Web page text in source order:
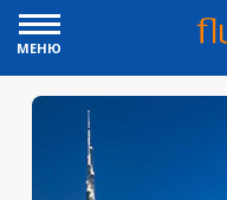
МЕНЮ